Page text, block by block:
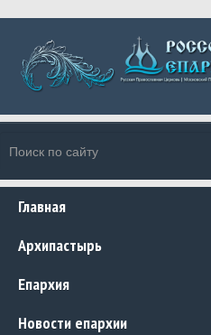
Главная
Архипастырь
Епархия
Новости епархии